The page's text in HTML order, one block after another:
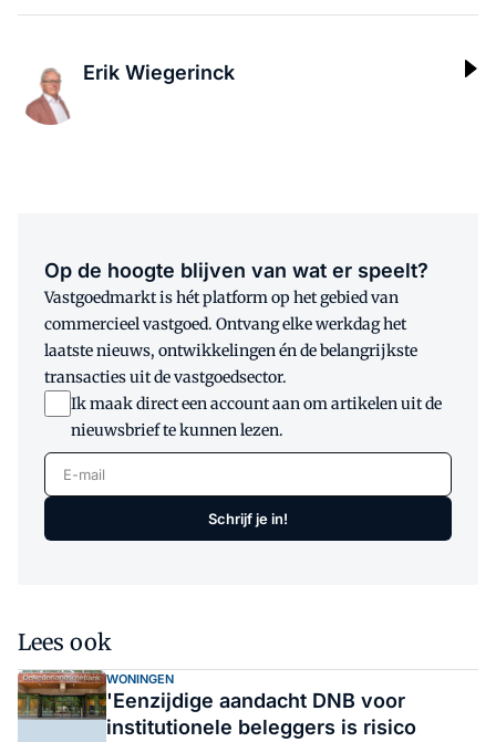
Erik Wiegerinck
Op de hoogte blijven van wat er speelt?
Vastgoedmarkt is hét platform op het gebied van
commercieel vastgoed. Ontvang elke werkdag het
laatste nieuws, ontwikkelingen én de belangrijkste
transacties uit de vastgoedsector.
Ik maak direct een account aan om artikelen uit de
nieuwsbrief te kunnen lezen.
E-mail
Schrijf je in!
Lees ook
WONINGEN
'Eenzijdige aandacht DNB voor
institutionele beleggers is risico